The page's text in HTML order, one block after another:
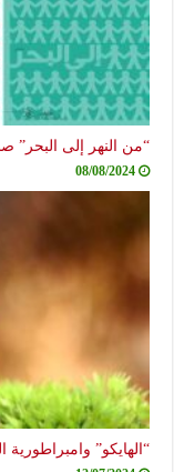
“من النهر إلى البحر”
08/08/2024
“الهايكو”